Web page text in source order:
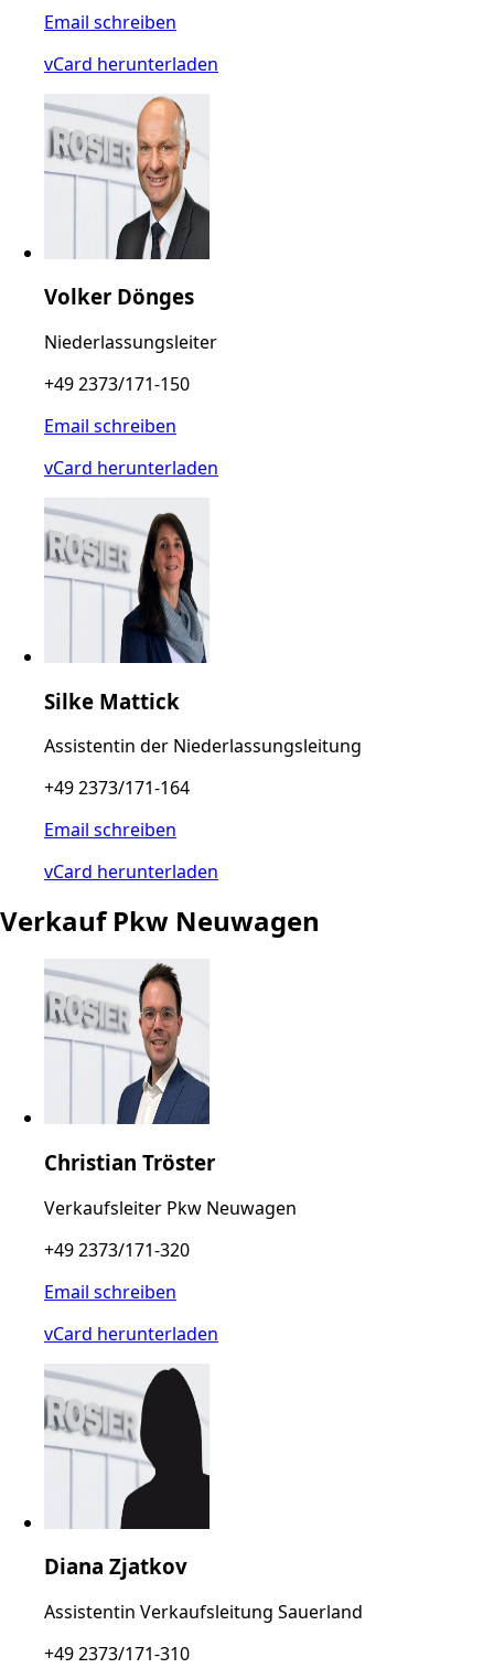
Email schreiben
vCard herunterladen
Volker Dönges
Niederlassungsleiter
+49 2373/171-150
Email schreiben
vCard herunterladen
Silke Mattick
Assistentin der Niederlassungsleitung
+49 2373/171-164
Email schreiben
vCard herunterladen
Verkauf Pkw Neuwagen
Christian Tröster
Verkaufsleiter Pkw Neuwagen
+49 2373/171-320
Email schreiben
vCard herunterladen
Diana Zjatkov
Assistentin Verkaufsleitung Sauerland
+49 2373/171-310